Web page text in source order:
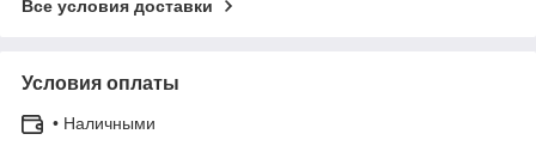
Все условия доставки
Условия оплаты
• Наличными